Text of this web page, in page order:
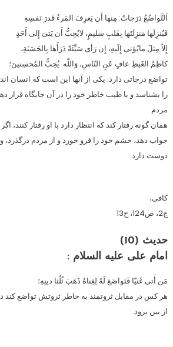
اَلتَّواضُعُ دَرَجاتٌ: مِنها أَن يَعرِفَ المَرءُ قَدرَ نَفسِهِ
فَيُنزِلَها مَنزِلَتَها بِقَلبٍ سَليمٍ، لايُحِبُّ أَن يَتىَ إِلى أَحَدٍ
إِلاّ مِثلَ مايُؤتى إِلَيهِ، إِن رَأى سَيِّئَةً دَرَأَها بِالحَسَنَةِ،
كاظِمُ الغَيظِ عافٍ عَنِ النّاسِ، وَاللّه يُحِبُّ المُحسِنينَ؛
تواضع درجاتى دارد: يكى از آنها اين است كه انسان
را بشناسد و با طيب خاطر خود را در آن جايگاه قرار
مردم
همان گونه رفتار كند كه انتظار دارد با او رفتار كنند،
جواب دهد، خشم خود را فرو خورد و از مردم درگذرد، و
دوست دارد.
كافى،
ج2، ص124، ح13
حدیث (10)
امام على عليه السلام :
مَن أَتى غَنيّا فَتَواضَعَ لَهُ لِغِناهُ ذَهَبَ ثُلُثا دينِهِ؛
هر كس در مقابل ثروتمند به خاطر ثروتش تواضع
از بين برود.